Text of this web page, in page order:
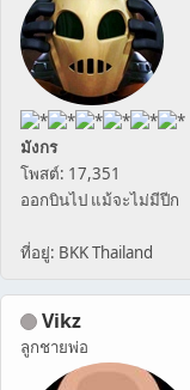
มังกร
โพสต์: 17,351
ออกบินไป แม้จะไม่มีปีก
ที่อยู่: BKK Thailand
Vikz
ลูกชายพ่อ